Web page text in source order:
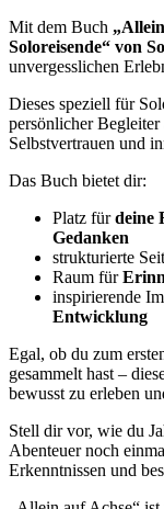
Mit dem Buch
Soloreisende“ von
unvergesslichen
Dieses speziell für
persönlicher
Selbstvertrauen und
Das Buch bietet dir:
Platz fürdeine
Gedanken
strukturierte
Raum für
inspirierende
Entwicklung
Egal, ob du zum
gesammelt hast –
bewusst zu erleben
Stell dir vor, wie du
Abenteuer noch
Erkenntnissen und